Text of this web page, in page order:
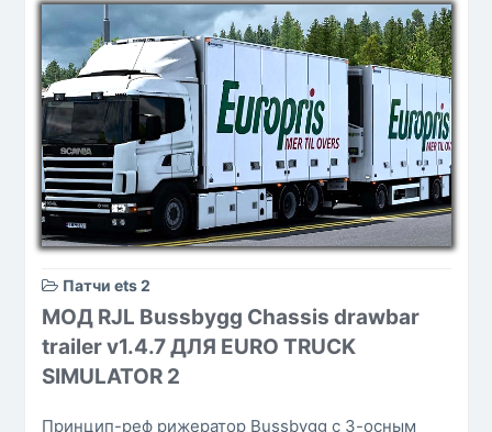
Патчи ets 2
МОД RJL Bussbygg Chassis drawbar
trailer v1.4.7 ДЛЯ EURO TRUCK
SIMULATOR 2
Принцип-реф рижератор Bussbygg с 3-осным